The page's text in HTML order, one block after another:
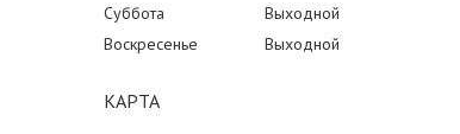
Суббота
Выходной
Воскресенье
Выходной
КАРТА